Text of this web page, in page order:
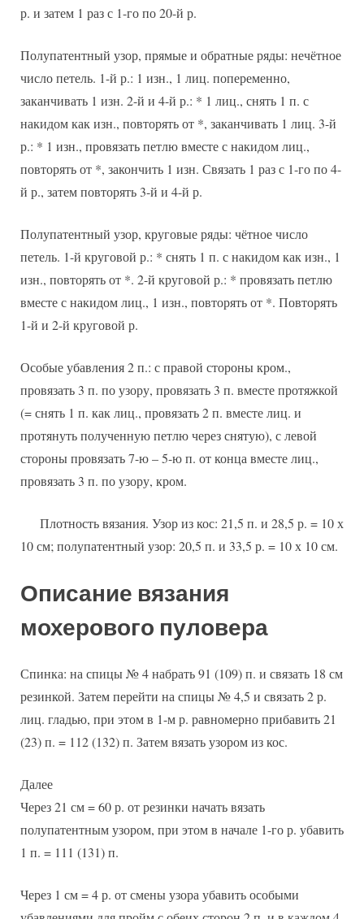
р. и затем 1 раз с 1-го по 20-й р.
Полупатентный узор, прямые и обратные ряды: нечётное
число петель. 1-й р.: 1 изн., 1 лиц. попеременно,
заканчивать 1 изн. 2-й и 4-й р.: * 1 лиц., снять 1 п. с
накидом как изн., повторять от *, заканчивать 1 лиц. 3-й
р.: * 1 изн., провязать петлю вместе с накидом лиц.,
повторять от *, закончить 1 изн. Связать 1 раз с 1-го по 4-
й р., затем повторять 3-й и 4-й р.
Полупатентный узор, круговые ряды: чётное число
петель. 1-й круговой р.: * снять 1 п. с накидом как изн., 1
изн., повторять от *. 2-й круговой р.: * провязать петлю
вместе с накидом лиц., 1 изн., повторять от *. Повторять
1-й и 2-й круговой р.
Особые убавления 2 п.: с правой стороны кром.,
провязать 3 п. по узору, провязать 3 п. вместе протяжкой
(= снять 1 п. как лиц., провязать 2 п. вместе лиц. и
протянуть полученную петлю через снятую), с левой
стороны провязать 7-ю – 5-ю п. от конца вместе лиц.,
провязать 3 п. по узору, кром.
Плотность вязания. Узор из кос: 21,5 п. и 28,5 р. = 10 х
10 см; полупатентный узор: 20,5 п. и 33,5 р. = 10 х 10 см.
Описание вязания
мохерового пуловера
Спинка: на спицы № 4 набрать 91 (109) п. и связать 18 см
резинкой. Затем перейти на спицы № 4,5 и связать 2 р.
лиц. гладью, при этом в 1-м р. равномерно прибавить 21
(23) п. = 112 (132) п. Затем вязать узором из кос.
Далее
Через 21 см = 60 р. от резинки начать вязать
полупатентным узором, при этом в начале 1-го р. убавить
1 п. = 111 (131) п.
Через 1 см = 4 р. от смены узора убавить особыми